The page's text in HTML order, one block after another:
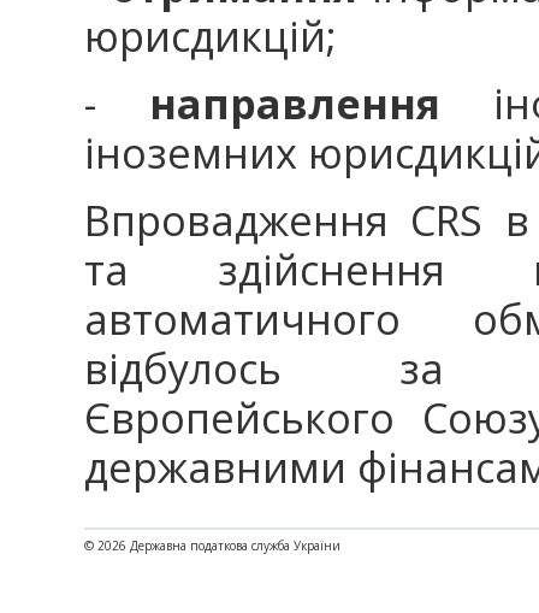
юрисдикцій;
- направлення
іноземних
Впровадження CRS в
та здійснення
автоматичного
відбулось за
Європейського
державними
© 2026 Державна податкова служба України